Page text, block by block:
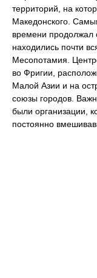
территорий, на
Македонского.
времени продолжал
находились почти
Месопотамия.
во Фригии,
Малой Азии и на
союзы городов.
были организации,
постоянно